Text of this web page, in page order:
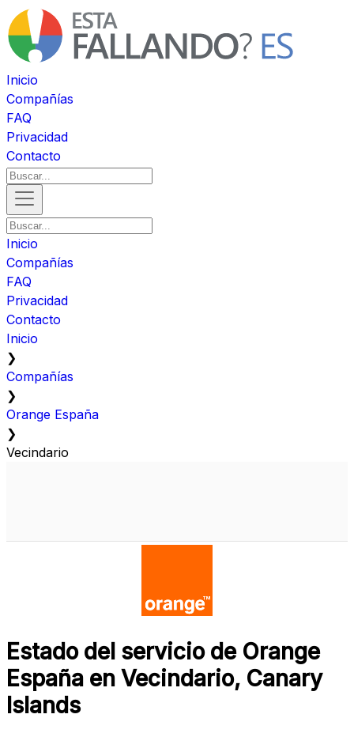
Inicio
Compañías
FAQ
Privacidad
Contacto
Inicio
Compañías
FAQ
Privacidad
Contacto
Inicio
❯
Compañías
❯
Orange España
❯
Vecindario
Estado del servicio de Orange
España en Vecindario, Canary
Islands